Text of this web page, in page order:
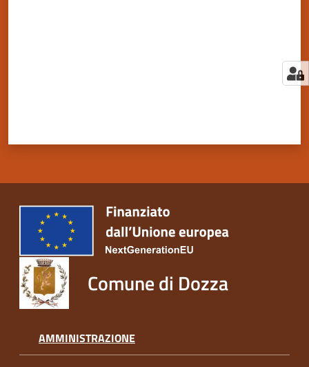
Comune di Dozza
AMMINISTRAZIONE